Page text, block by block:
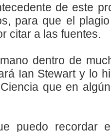
de este
para que el
citar a las fuentes.
dentro de
Ian Stewart y lo
que en
puedo recordar